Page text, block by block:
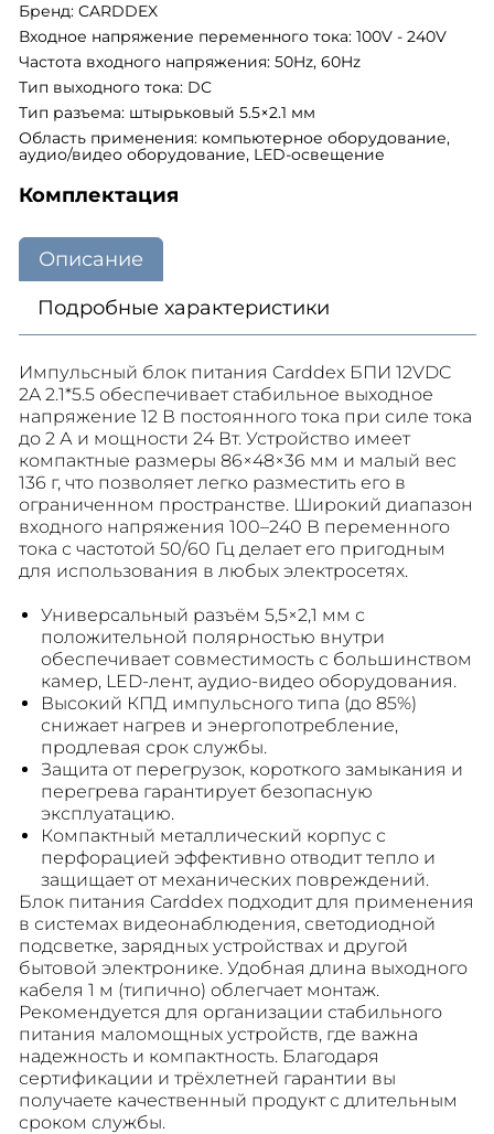
Бренд: CARDDEX
Входное напряжение переменного тока: 100V - 240V
Частота входного напряжения: 50Hz, 60Hz
Тип выходного тока: DC
Тип разъема: штырьковый 5.5×2.1 мм
Область применения: компьютерное оборудование,
аудио/видео оборудование, LED-освещение
Комплектация
Описание
Подробные характеристики
Импульсный блок питания Carddex БПИ 12VDC
2A 2.1*5.5 обеспечивает стабильное выходное
напряжение 12 В постоянного тока при силе тока
до 2 А и мощности 24 Вт. Устройство имеет
компактные размеры 86×48×36 мм и малый вес
136 г, что позволяет легко разместить его в
ограниченном пространстве. Широкий диапазон
входного напряжения 100–240 В переменного
тока с частотой 50/60 Гц делает его пригодным
для использования в любых электросетях.
Универсальный разъём 5,5×2,1 мм с
положительной полярностью внутри
обеспечивает совместимость с большинством
камер, LED-лент, аудио-видео оборудования.
Высокий КПД импульсного типа (до 85%)
снижает нагрев и энергопотребление,
продлевая срок службы.
Защита от перегрузок, короткого замыкания и
перегрева гарантирует безопасную
эксплуатацию.
Компактный металлический корпус с
перфорацией эффективно отводит тепло и
защищает от механических повреждений.
Блок питания Carddex подходит для применения
в системах видеонаблюдения, светодиодной
подсветке, зарядных устройствах и другой
бытовой электронике. Удобная длина выходного
кабеля 1 м (типично) облегчает монтаж.
Рекомендуется для организации стабильного
питания маломощных устройств, где важна
надежность и компактность. Благодаря
сертификации и трёхлетней гарантии вы
получаете качественный продукт с длительным
сроком службы.